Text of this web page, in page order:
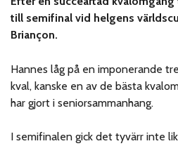
till semifinal vid helgens
Briançon.
Hannes låg på en imponerande
kval, kanske en av de bästa
har gjort i seniorsammanhang.
I semifinalen gick det tyvärr inte